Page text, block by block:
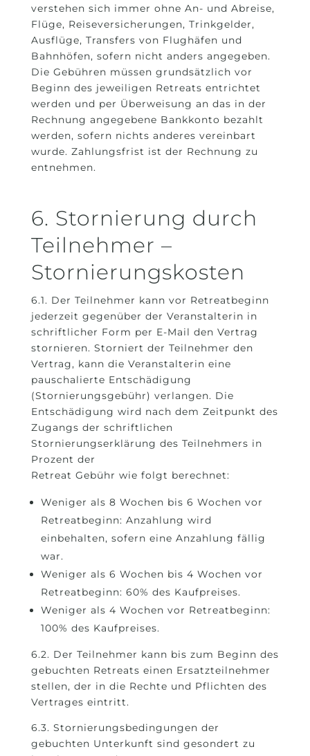
verstehen sich immer ohne An- und Abreise,
Flüge, Reiseversicherungen, Trinkgelder,
Ausflüge, Transfers von Flughäfen und
Bahnhöfen, sofern nicht anders angegeben.
Die Gebühren müssen grundsätzlich vor
Beginn des jeweiligen Retreats entrichtet
werden und per Überweisung an das in der
Rechnung angegebene Bankkonto bezahlt
werden, sofern nichts anderes vereinbart
wurde. Zahlungsfrist ist der Rechnung zu
entnehmen.
6. Stornierung durch
Teilnehmer –
Stornierungskosten
6.1. Der Teilnehmer kann vor Retreatbeginn
jederzeit gegenüber der Veranstalterin in
schriftlicher Form per E-Mail den Vertrag
stornieren. Storniert der Teilnehmer den
Vertrag, kann die Veranstalterin eine
pauschalierte Entschädigung
(Stornierungsgebühr) verlangen. Die
Entschädigung wird nach dem Zeitpunkt des
Zugangs der schriftlichen
Stornierungserklärung des Teilnehmers in
Prozent der
Retreat Gebühr wie folgt berechnet:
Weniger als 8 Wochen bis 6 Wochen vor
Retreatbeginn: Anzahlung wird
einbehalten, sofern eine Anzahlung fällig
war.
Weniger als 6 Wochen bis 4 Wochen vor
Retreatbeginn: 60% des Kaufpreises.
Weniger als 4 Wochen vor Retreatbeginn:
100% des Kaufpreises.
6.2. Der Teilnehmer kann bis zum Beginn des
gebuchten Retreats einen Ersatzteilnehmer
stellen, der in die Rechte und Pflichten des
Vertrages eintritt.
6.3. Stornierungsbedingungen der
gebuchten Unterkunft sind gesondert zu